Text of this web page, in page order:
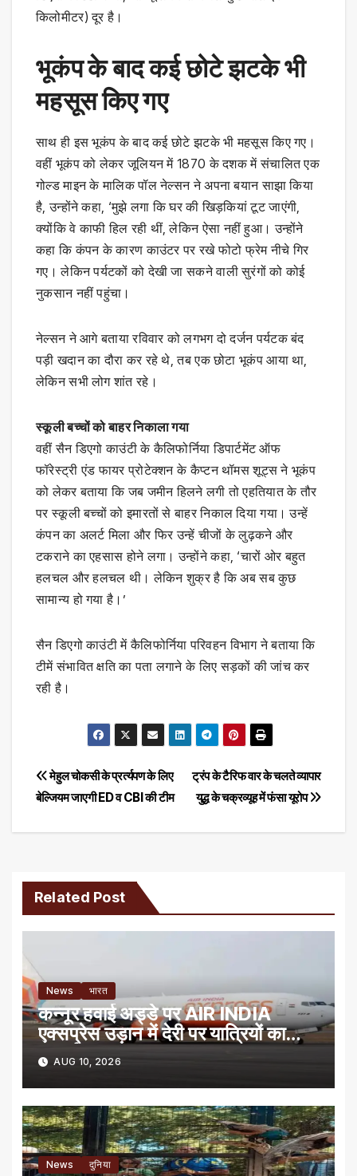
किलोमीटर) दूर है।
भूकंप के बाद कई छोटे झटके भी
महसूस किए गए
साथ ही इस भूकंप के बाद कई छोटे झटके भी महसूस किए गए।
वहीं भूकंप को लेकर जूलियन में 1870 के दशक में संचालित एक
गोल्ड माइन के मालिक पॉल नेल्सन ने अपना बयान साझा किया
है, उन्होंने कहा, ‘मुझे लगा कि घर की खिड़कियां टूट जाएंगी,
क्योंकि वे काफी हिल रही थीं, लेकिन ऐसा नहीं हुआ। उन्होंने
कहा कि कंपन के कारण काउंटर पर रखे फोटो फ्रेम नीचे गिर
गए। लेकिन पर्यटकों को देखी जा सकने वाली सुरंगों को कोई
नुकसान नहीं पहुंचा।
नेल्सन ने आगे बताया रविवार को लगभग दो दर्जन पर्यटक बंद
पड़ी खदान का दौरा कर रहे थे, तब एक छोटा भूकंप आया था,
लेकिन सभी लोग शांत रहे।
स्कूली बच्चों को बाहर निकाला गया
वहीं सैन डिएगो काउंटी के कैलिफोर्निया डिपार्टमेंट ऑफ
फॉरेस्ट्री एंड फायर प्रोटेक्शन के कैप्टन थॉमस शूट्स ने भूकंप
को लेकर बताया कि जब जमीन हिलने लगी तो एहतियात के तौर
पर स्कूली बच्चों को इमारतों से बाहर निकाल दिया गया। उन्हें
कंपन का अलर्ट मिला और फिर उन्हें चीजों के लुढ़कने और
टकराने का एहसास होने लगा। उन्होंने कहा, ‘चारों ओर बहुत
हलचल और हलचल थी। लेकिन शुक्र है कि अब सब कुछ
सामान्य हो गया है।’
सैन डिएगो काउंटी में कैलिफोर्निया परिवहन विभाग ने बताया कि
टीमें संभावित क्षति का पता लगाने के लिए सड़कों की जांच कर
रही है।
Post
navigation
ट्रंप के टैरिफ वार के चलते व्यापार
युद्ध के चक्रव्यूह में फंसा यूरोप
मेहुल चोकसी के प्रर्त्यपण के लिए
बेल्जियम जाएगी ED व CBI की टीम
Related Post
News भारत
कन्नूर हवाई अड्डे पर AIR INDIA
एक्सप्रेस उड़ान में देरी पर यात्रियों का
प्रदर्शन
AUG 10, 2026
News दुनिया